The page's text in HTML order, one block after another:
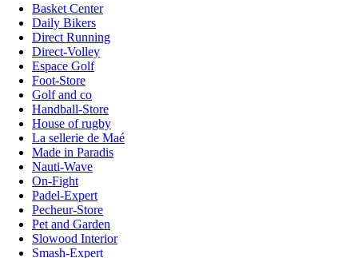
Basket Center
Daily Bikers
Direct Running
Direct-Volley
Espace Golf
Foot-Store
Golf and co
Handball-Store
House of rugby
La sellerie de Maé
Made in Paradis
Nauti-Wave
On-Fight
Padel-Expert
Pecheur-Store
Pet and Garden
Slowood Interior
Smash-Expert